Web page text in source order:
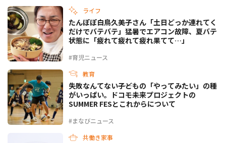
ライフ
#育児ニュース
たんぽぽ白鳥久美子さん「土日どっか連れてく
だけでバテバテ」猛暑でエアコン故障、夏バテ
状態に「疲れて疲れて疲れ果てて…」
教育
#まなびニュース
失敗なんてない――子どもの「やってみたい」の種
がいっぱい。ドコモ未来プロジェクトの
SUMMER FESとこれからについて
共働き家事